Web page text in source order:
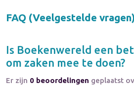
FAQ (Veelgestelde
Is Boekenwereld een
om zaken mee te doen?
Er zijn 0 beoordelingen geplaatst